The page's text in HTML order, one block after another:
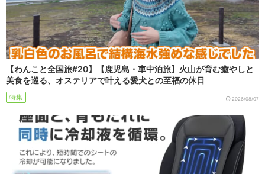
【わんこと全国旅#20】【鹿児島・車中泊旅】火山が育む癒やしと
美食を巡る、オステリアで叶える愛犬との至福の休日
特集 2026/08/07